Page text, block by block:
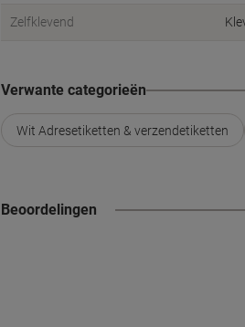
Zelfklevend
Verwante categorieën
Wit Adresetiketten & verzendetiketten
Beoordelingen